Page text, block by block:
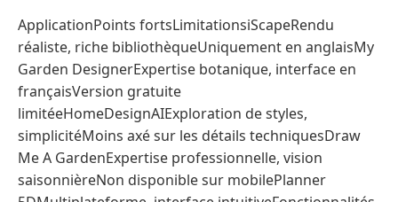
ApplicationPoints fortsLimitationsiScapeRendu
réaliste, riche bibliothèqueUniquement en anglaisMy
Garden DesignerExpertise botanique, interface en
françaisVersion gratuite
limitéeHomeDesignAIExploration de styles,
simplicitéMoins axé sur les détails techniquesDraw
Me A GardenExpertise professionnelle, vision
saisonnièreNon disponible sur mobilePlanner